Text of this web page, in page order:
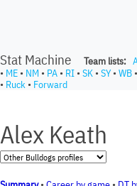
Stat Machine Team lists:
• ME • NM • PA • RI • SK • SY• WB •
• Ruck • Forward